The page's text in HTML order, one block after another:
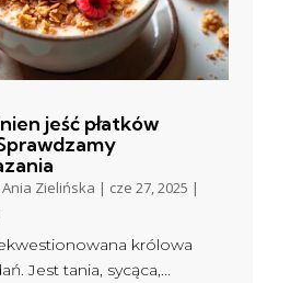
jeść płatków
Ania Zielińska | cze 27, 2025 |
królowa
Jest tania, sycąca,...